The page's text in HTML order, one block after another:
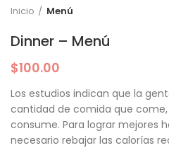
Inicio Menú
Dinner – Menú
$100.00
Los estudios indican que la
cantidad de comida que
consume. Para lograr mejores
necesario rebajar las calorías